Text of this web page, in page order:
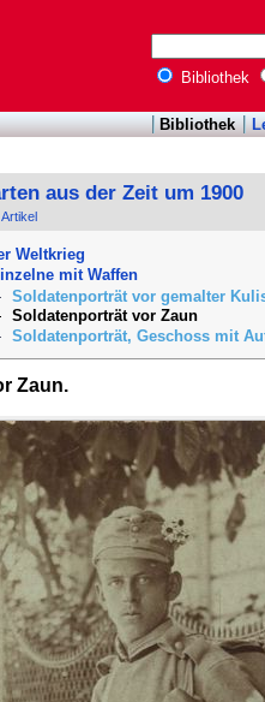
Bibliothek
Bibliothek
aus der Zeit um 1900
Weltkrieg
mit Waffen
Soldatenporträt vor gemalter
Soldatenporträt vor Zaun
Soldatenporträt, Geschoss mit
Zaun.